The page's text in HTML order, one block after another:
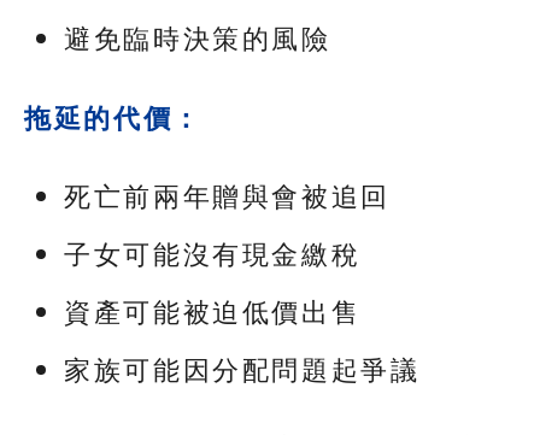
避免臨時決策的風險
拖延的代價：
死亡前兩年贈與會被追回
子女可能沒有現金繳稅
資產可能被迫低價出售
家族可能因分配問題起爭議